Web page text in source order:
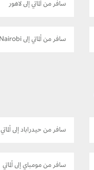
سافر من ألماتي إلى لاهور
سافر من ألماتي إلى Nairobi
سافر من حيدراباد إلى ألماتي
سافر من مومباي إلى ألماتي